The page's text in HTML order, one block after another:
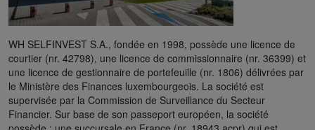
WH SELFINVEST S.A., fondée en 1998, possède une licence de
courtier (nr. 42798), une licence de commissionnaire (nr. 36399) et
une licence de gestionnaire de portefeuille (nr. 1806) délivrées par
le Ministère des Finances luxembourgeois. La société est
supervisée par la Commission de Surveillance du Secteur
Financier. Sur base de son passeport européen, la société